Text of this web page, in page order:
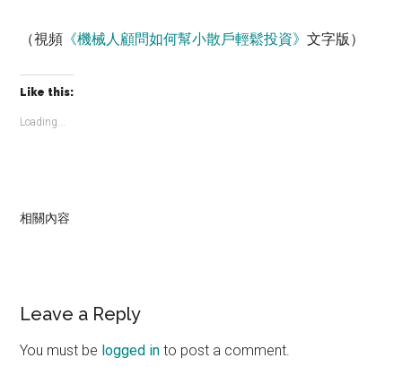
（視頻 《機械人顧問如何幫小散戶輕鬆投資》文字版）
Like this:
Loading...
相關內容
Reader
Interactions
Leave a Reply
You must be logged in to post a comment.